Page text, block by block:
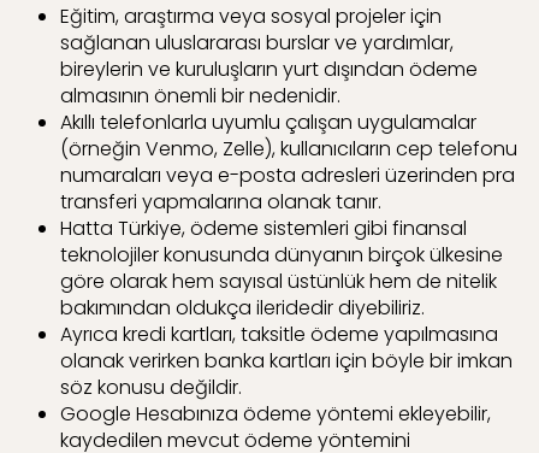
Eğitim, araştırma veya sosyal projeler için
sağlanan uluslararası burslar ve yardımlar,
bireylerin ve kuruluşların yurt dışından ödeme
almasının önemli bir nedenidir.
Akıllı telefonlarla uyumlu çalışan uygulamalar
(örneğin Venmo, Zelle), kullanıcıların cep telefonu
numaraları veya e-posta adresleri üzerinden pra
transferi yapmalarına olanak tanır.
Hatta Türkiye, ödeme sistemleri gibi finansal
teknolojiler konusunda dünyanın birçok ülkesine
göre olarak hem sayısal üstünlük hem de nitelik
bakımından oldukça ileridedir diyebiliriz.
Ayrıca kredi kartları, taksitle ödeme yapılmasına
olanak verirken banka kartları için böyle bir imkan
söz konusu değildir.
Google Hesabınıza ödeme yöntemi ekleyebilir,
kaydedilen mevcut ödeme yöntemini